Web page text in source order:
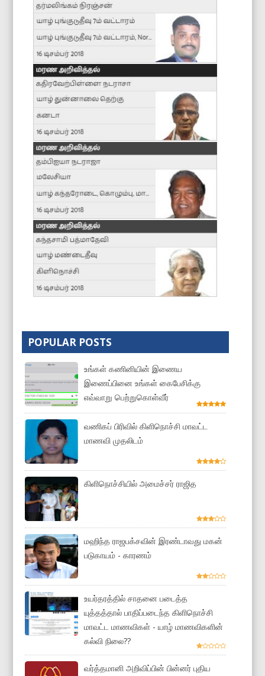
POPULAR POSTS
உங்கள் கணினியின் இணைய
இணைப்பினை உங்கள் கைபேசிக்கு
எவ்வாறு பெற்றுகொள்வீர்
வணிகப் பிரிவில் கிளிநொச்சி மாவட்ட
மாணவி முதலிடம்
கிளிநொச்சியில் அமைச்சர் ராஜித
மஹிந்த ராஜபக்சவின் இரண்டாவது மகன்
படுகாயம் - காரணம்
உயர்தரத்தில் சாதனை படைத்த
யுத்தத்தால் பாதிப்படைந்த கிளிநொச்சி
மாவட்ட மாணவிகள் - யாழ் மாணவிகளின்
கல்வி நிலை??
வர்த்தமானி அறிவிப்பின் பின்னர் புதிய